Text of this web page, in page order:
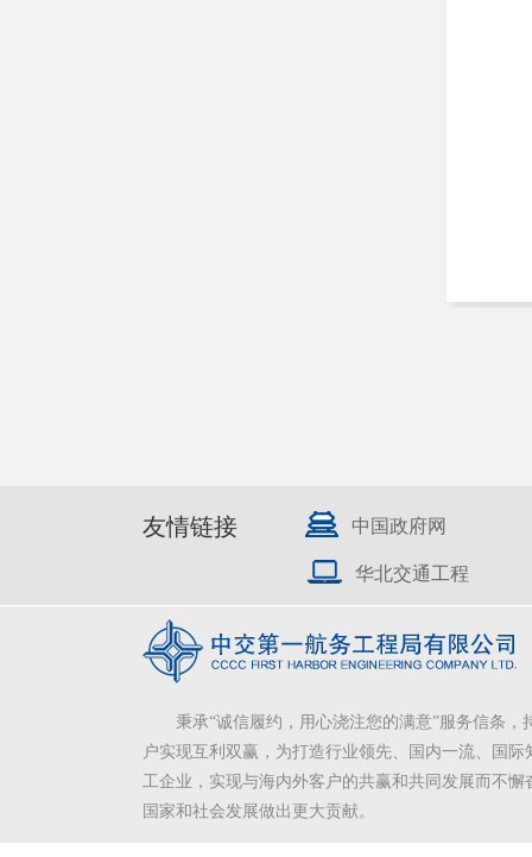
友情链接 中国政府网
华北交通工程
秉承“诚信履约，用心浇注您的满意”服务信条，
户实现互利双赢，为打造行业领先、国内一流、国际
工企业，实现与海内外客户的共赢和共同发展而不懈
国家和社会发展做出更大贡献。